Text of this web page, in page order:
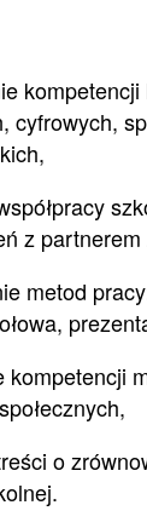
cyfrowych,
z
metod
kompetencji
o